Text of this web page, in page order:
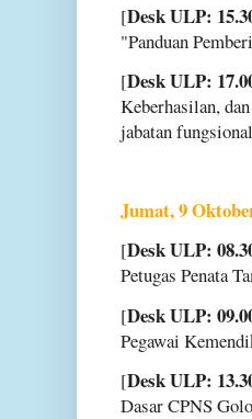
[Desk ULP:
"Panduan
[Desk ULP:
Keberhasilan,
jabatan
Jumat, 9
[Desk ULP:
Petugas Penata
[Desk ULP:
Pegawai
[Desk ULP:
Dasar CPNS